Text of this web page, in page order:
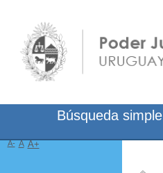
Búsqueda simple
A- A A+